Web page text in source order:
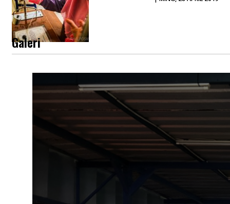
Galeri